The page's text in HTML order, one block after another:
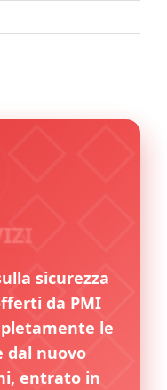
sicurezza
da PMI
le
dal nuovo
entrato in